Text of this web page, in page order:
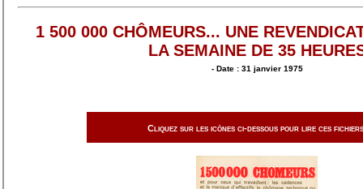
1 500 000 CHÔMEURS... UNE
LA SEMAINE DE 35
- Date : 31 janvier 1975
Cliquez sur les icônes ci-dessous pour lire ces